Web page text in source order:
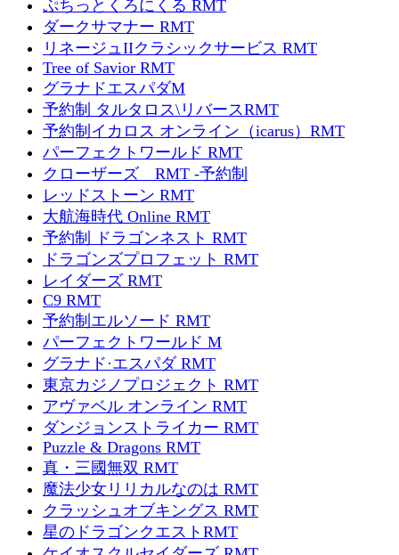
ぷちっとくろにくる RMT
ダークサマナー RMT
リネージュIIクラシックサービス RMT
Tree of Savior RMT
グラナドエスパダM
予約制 タルタロス\リバースRMT
予約制イカロス オンライン（icarus）RMT
パーフェクトワールド RMT
クローザーズ RMT -予約制
レッドストーン RMT
大航海時代 Online RMT
予約制 ドラゴンネスト RMT
ドラゴンズプロフェット RMT
レイダーズ RMT
C9 RMT
予約制エルソード RMT
パーフェクトワールド M
グラナド·エスパダ RMT
東京カジノプロジェクト RMT
アヴァベル オンライン RMT
ダンジョンストライカー RMT
Puzzle & Dragons RMT
真・三國無双 RMT
魔法少女リリカルなのは RMT
クラッシュオブキングス RMT
星のドラゴンクエストRMT